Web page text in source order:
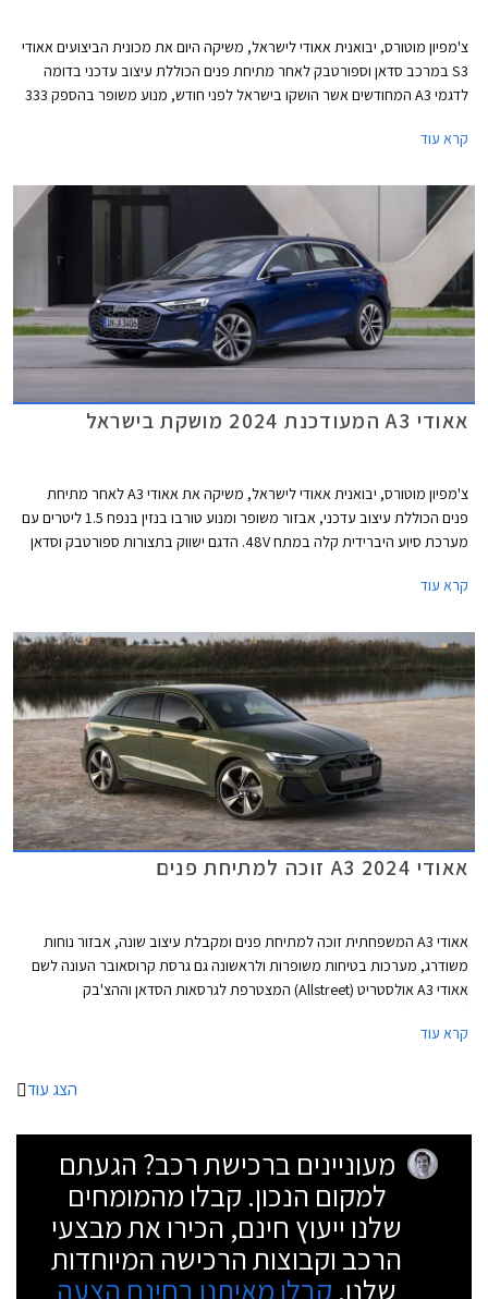
צ'מפיון מוטורס, יבואנית אאודי לישראל, משיקה היום את מכונית הביצועים אאודי
S3 במרכב סדאן וספורטבק לאחר מתיחת פנים הכוללת עיצוב עדכני בדומה
לדגמי A3 המחודשים אשר הושקו בישראל לפני חודש, מנוע משופר בהספק 333
קרא עוד
אאודי A3 המעודכנת 2024 מושקת בישראל
צ'מפיון מוטורס, יבואנית אאודי לישראל, משיקה את אאודי A3 לאחר מתיחת
פנים הכוללת עיצוב עדכני, אבזור משופר ומנוע טורבו בנזין בנפח 1.5 ליטרים עם
מערכת סיוע היברידית קלה במתח 48V. הדגם ישווק בתצורות ספורטבק וסדאן
פנאי שטח, לא מגיעה לישראל בשלב זה.
קרא עוד
אאודי A3 2024 זוכה למתיחת פנים
אאודי A3 המשפחתית זוכה למתיחת פנים ומקבלת עיצוב שונה, אבזור נוחות
משודרג, מערכות בטיחות משופרות ולראשונה גם גרסת קרוסאובר העונה לשם
אאודי A3 אולסטריט (Allstreet) המצטרפת לגרסאות הסדאן וההצ'בק
(ספורטבק).
קרא עוד
הצג עוד
מעוניינים ברכישת רכב? הגעתם
למקום הנכון. קבלו מהמומחים
שלנו ייעוץ חינם, הכירו את מבצעי
הרכב וקבוצות הרכישה המיוחדות
שלנו. קבלו מאיתנו בחינם הצעה